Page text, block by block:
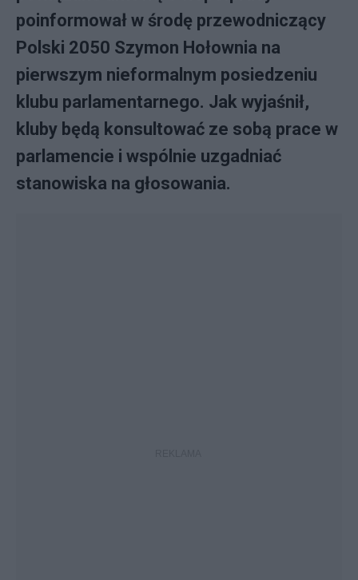
poinformował w środę przewodniczący
Polski 2050 Szymon Hołownia na
pierwszym nieformalnym posiedzeniu
klubu parlamentarnego. Jak wyjaśnił,
kluby będą konsultować ze sobą prace w
parlamencie i wspólnie uzgadniać
stanowiska na głosowania.